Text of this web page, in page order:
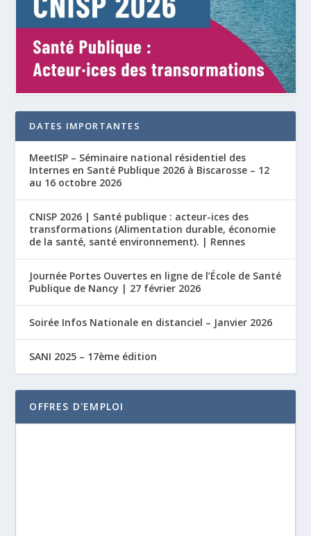
DATES IMPORTANTES
MeetISP – Séminaire national résidentiel des
Internes en Santé Publique 2026 à Biscarosse – 12
au 16 octobre 2026
CNISP 2026 | Santé publique : acteur-ices des
transformations (Alimentation durable, économie
de la santé, santé environnement). | Rennes
Journée Portes Ouvertes en ligne de l’École de Santé
Publique de Nancy | 27 février 2026
Soirée Infos Nationale en distanciel – Janvier 2026
SANI 2025 – 17ème édition
OFFRES D'EMPLOI